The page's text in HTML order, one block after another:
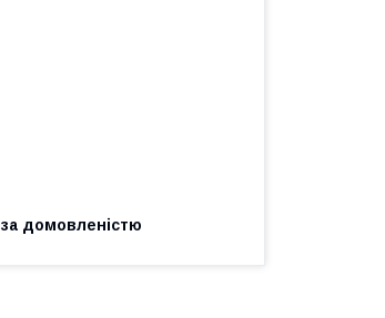
за домовленістю